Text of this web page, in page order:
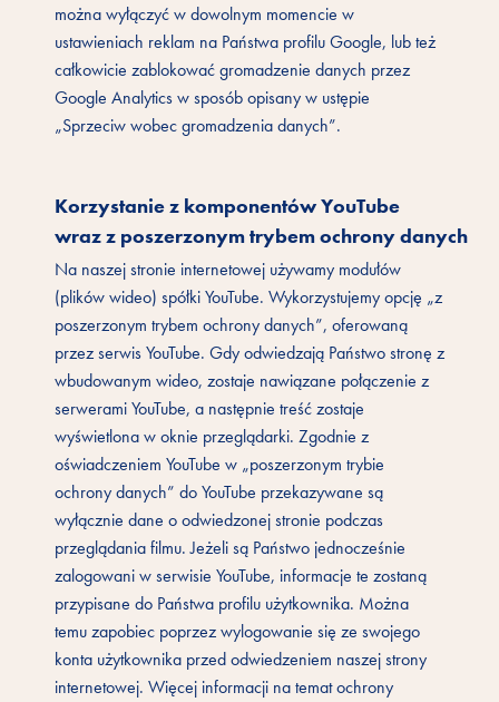
można wyłączyć w dowolnym momencie w
ustawieniach reklam na Państwa profilu Google, lub też
całkowicie zablokować gromadzenie danych przez
Google Analytics w sposób opisany w ustępie
„Sprzeciw wobec gromadzenia danych”.
Korzystanie z komponentów YouTube
wraz z poszerzonym trybem ochrony danych
Na naszej stronie internetowej używamy modułów
(plików wideo) spółki YouTube. Wykorzystujemy opcję „z
poszerzonym trybem ochrony danych”, oferowaną
przez serwis YouTube. Gdy odwiedzają Państwo stronę z
wbudowanym wideo, zostaje nawiązane połączenie z
serwerami YouTube, a następnie treść zostaje
wyświetlona w oknie przeglądarki. Zgodnie z
oświadczeniem YouTube w „poszerzonym trybie
ochrony danych” do YouTube przekazywane są
wyłącznie dane o odwiedzonej stronie podczas
przeglądania filmu. Jeżeli są Państwo jednocześnie
zalogowani w serwisie YouTube, informacje te zostaną
przypisane do Państwa profilu użytkownika. Można
temu zapobiec poprzez wylogowanie się ze swojego
konta użytkownika przed odwiedzeniem naszej strony
internetowej. Więcej informacji na temat ochrony